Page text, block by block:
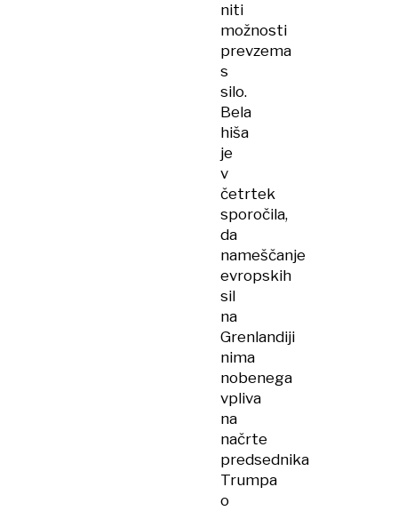
niti
možnosti
prevzema
s
silo.
Bela
hiša
je
v
četrtek
sporočila,
da
nameščanje
evropskih
sil
na
Grenlandiji
nima
nobenega
vpliva
na
načrte
predsednika
Trumpa
o